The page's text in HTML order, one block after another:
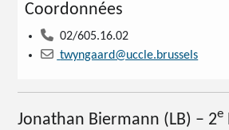
Coordonnées
02/605.16.02
twyngaard@uccle.brussels
Jonathan Biermann (LB) – 2e